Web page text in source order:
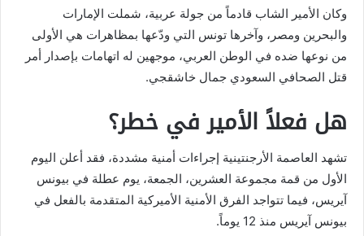
وكان الأمير الشاب قادماً من جولة عربية، شملت الإمارات
والبحرين ومصر، وآخرها تونس التي ودّعها بمظاهرات هي الأولى
من نوعها ضده في الوطن العربي، موجهين له اتهامات بإصدار أمر
قتل الصحافي السعودي جمال خاشقجي.
هل فعلاً الأمير في خطر؟
تشهد العاصمة الأرجنتينية إجراءات أمنية مشددة، فقد أعلن اليوم
الأول من قمة مجموعة العشرين، الجمعة، يوم عطلة في بيونس
آيريس، فيما تتواجد الفرق الأمنية الأميركية المتقدمة بالفعل في
بيونس آيريس منذ 12 يوماً.